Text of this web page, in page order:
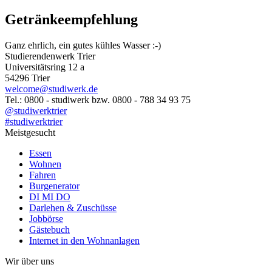
Getränkeempfehlung
Ganz ehrlich, ein gutes kühles Wasser :-)
Studierendenwerk Trier
Universitätsring 12 a
54296 Trier
welcome@studiwerk.de
Tel.: 0800 - studiwerk bzw. 0800 - 788 34 93 75
@studiwerktrier
#studiwerktrier
Meistgesucht
Essen
Wohnen
Fahren
Burgenerator
DI MI DO
Darlehen & Zuschüsse
Jobbörse
Gästebuch
Internet in den Wohnanlagen
Wir über uns